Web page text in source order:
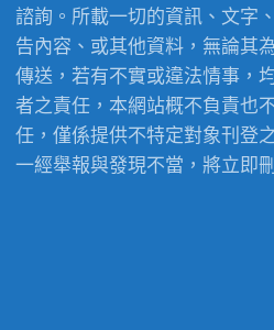
諮詢。所載一切的資訊、文字
告內容、或其他資料，無論其
傳送，若有不實或違法情事，
者之責任，本網站概不負責也
任，僅係提供不特定對象刊登
一經舉報與發現不當，將立即